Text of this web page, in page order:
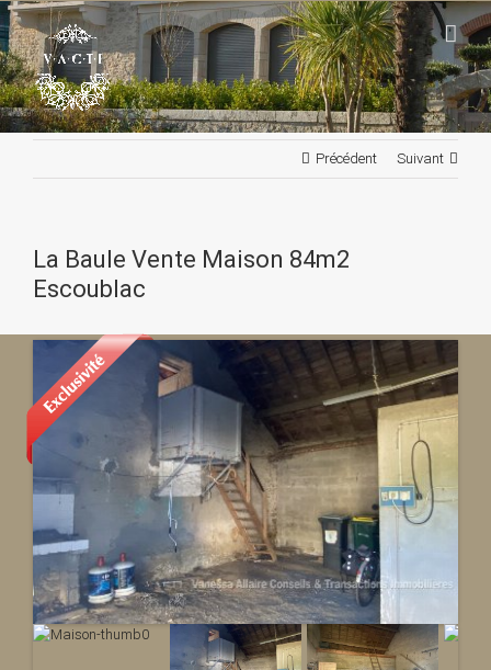
Passer
au
contenu
Précédent Suivant
La Baule Vente Maison 84m2
Escoublac